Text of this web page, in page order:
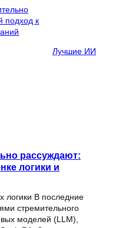
Лучшие ИИ
рассуждают:
логики и
логики В последние
стремительного
моделей (LLM),